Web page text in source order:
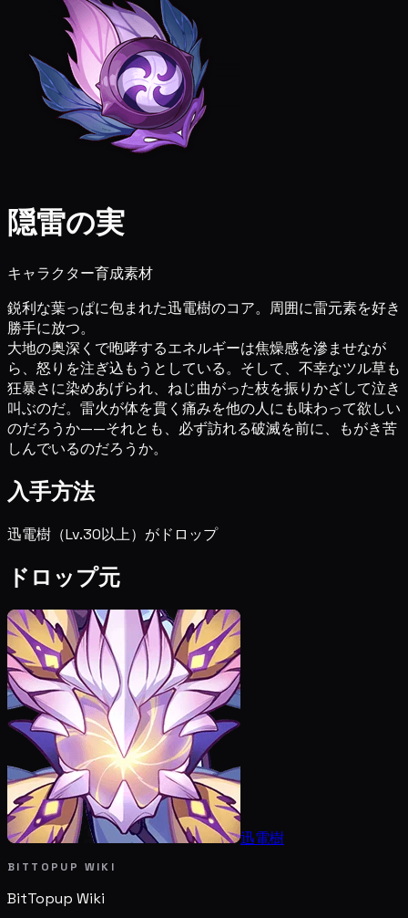
隠雷の実
キャラクター育成素材
鋭利な葉っぱに包まれた迅電樹のコア。周囲に雷元素を好き
勝手に放つ。
大地の奥深くで咆哮するエネルギーは焦燥感を滲ませなが
ら、怒りを注ぎ込もうとしている。そして、不幸なツル草も
狂暴さに染めあげられ、ねじ曲がった枝を振りかざして泣き
叫ぶのだ。雷火が体を貫く痛みを他の人にも味わって欲しい
のだろうか——それとも、必ず訪れる破滅を前に、もがき苦
しんでいるのだろうか。
入手方法
迅電樹（Lv.30以上）がドロップ
ドロップ元
迅電樹
BITTOPUP WIKI
BitTopup Wiki